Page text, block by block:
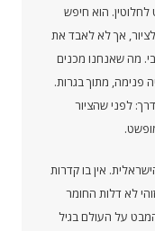
לחלוטין. הוא חיפש
אך לא לאבד את
מה שאנחנו מכנים
פנימה, מתוך בגרות.
לפני שהציור
אין בו קדרות
לא דלות החומר
על העולם בגיל